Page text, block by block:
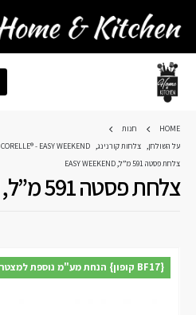
HOME
חנות
על השולחן, צלחות קורנינג,
CORELLE® - EASY WEEKEND
צלחת פסטה 591 מ”ל, EASY WEEKEND
צלחת פסטה 591 מ”ל, Easy Weekend
{BF17 קופון} הנחת מע"מ נוספת למצטרפים חדשים